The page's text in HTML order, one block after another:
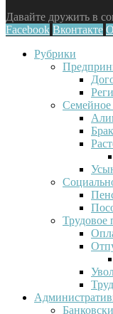
Давайте дружить в
Facebook Вконтакте
Рубрики
Семейное
Брак
Трудовое